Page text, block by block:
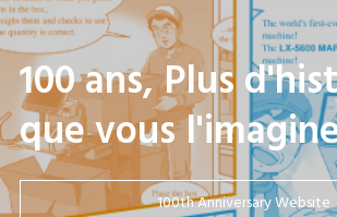
Dynamisez votre
de votre marque
Solution Shelf
Display